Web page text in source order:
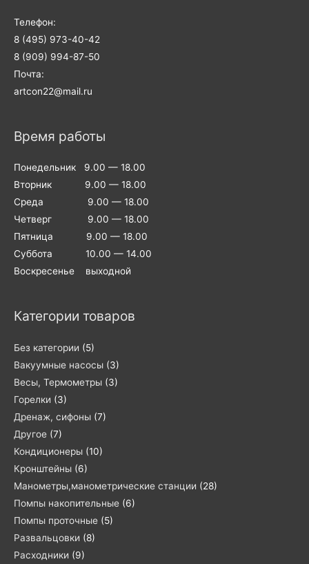
Телефон:
8 (495) 973-40-42
8 (909) 994-87-50
Почта:
artcon22@mail.ru
Время работы
Понедельник 9.00 — 18.00
Вторник 9.00 — 18.00
Среда 9.00 — 18.00
Четверг 9.00 — 18.00
Пятница 9.00 — 18.00
Суббота 10.00 — 14.00
Воскресенье выходной
Категории товаров
Без категории (5)
Вакуумные насосы (3)
Весы, Термометры (3)
Горелки (3)
Дренаж, сифоны (7)
Другое (7)
Кондиционеры (10)
Кронштейны (6)
Манометры,манометрические станции (28)
Помпы накопительные (6)
Помпы проточные (5)
Развальцовки (8)
Расходники (9)